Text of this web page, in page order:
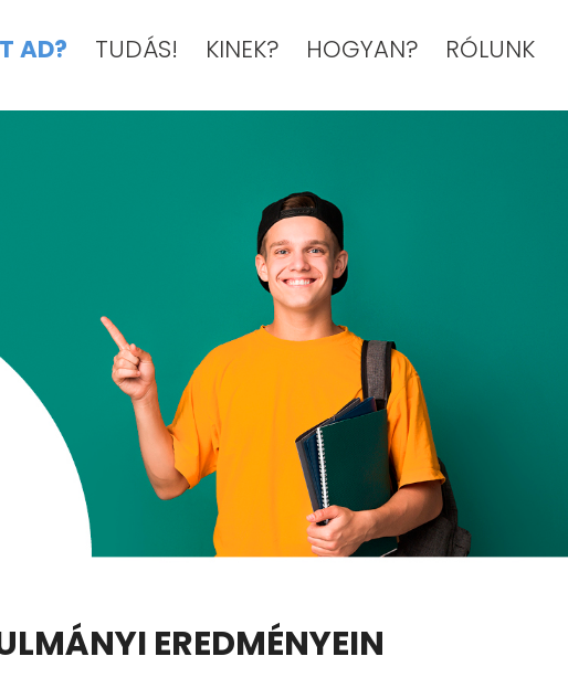
AD? TUDÁS! KINEK? HOGYAN? RÓLUNK
EREDMÉNYEIN